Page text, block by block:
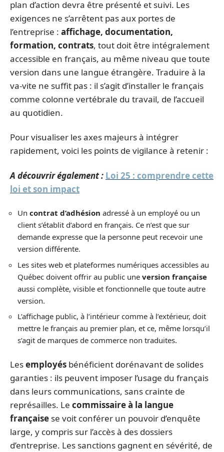
plan d’action devra être présenté et suivi. Les
exigences ne s’arrêtent pas aux portes de
l’entreprise : affichage, documentation,
formation, contrats, tout doit être intégralement
accessible en français, au même niveau que toute
version dans une langue étrangère. Traduire à la
va-vite ne suffit pas : il s’agit d’installer le français
comme colonne vertébrale du travail, de l’accueil
au quotidien.
Pour visualiser les axes majeurs à intégrer
rapidement, voici les points de vigilance à retenir :
A découvrir également : Loi 25 : comprendre cette
loi et son impact
Un contrat d’adhésion adressé à un employé ou un
client s’établit d’abord en français. Ce n’est que sur
demande expresse que la personne peut recevoir une
version différente.
Les sites web et plateformes numériques accessibles au
Québec doivent offrir au public une version française
aussi complète, visible et fonctionnelle que toute autre
version.
L’affichage public, à l’intérieur comme à l’extérieur, doit
mettre le français au premier plan, et ce, même lorsqu’il
s’agit de marques de commerce non traduites.
Lesemployés bénéficient dorénavant de solides
garanties : ils peuvent imposer l’usage du français
dans leurs communications, sans crainte de
représailles. Le commissaire à la langue
française se voit conférer un pouvoir d’enquête
large, y compris sur l’accès à des dossiers
d’entreprise. Les sanctions gagnent en sévérité, de